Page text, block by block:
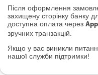
Після оформлення
захищену сторінку банку
доступна оплата через
зручних транзакцій.
Якщо у вас виникли
нашої служби підтримки!